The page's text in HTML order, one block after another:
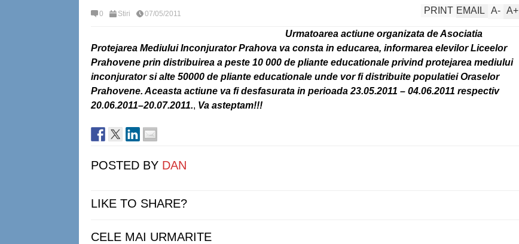
0 Stiri 07/05/2011 A+
A-
EMAIL
PRINT
Urmatoarea actiune organizata de Asociatia
Protejarea Mediului Inconjurator Prahova va consta in educarea, informarea elevilor Liceelor
Prahovene prin distribuirea a peste 10 000 de pliante educationale privind protejarea mediului
inconjurator si alte 50000 de pliante educationale unde vor fi distribuite populatiei Oraselor
Prahovene. Aceasta actiune va fi desfasurata in perioada 23.05.2011 – 04.06.2011 respectiv
20.06.2011–20.07.2011., Va asteptam!!!
POSTED BY DAN
LIKE TO SHARE?
CELE MAI URMARITE